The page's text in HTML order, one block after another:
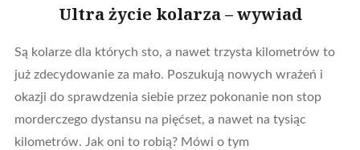
Ultra życie kolarza – wywiad
Są kolarze dla których sto, a nawet trzysta kilometrów to
już zdecydowanie za mało. Poszukują nowych wrażeń i
okazji do sprawdzenia siebie przez pokonanie non stop
morderczego dystansu na pięćset, a nawet na tysiąc
kilometrów. Jak oni to robią? Mówi o tym